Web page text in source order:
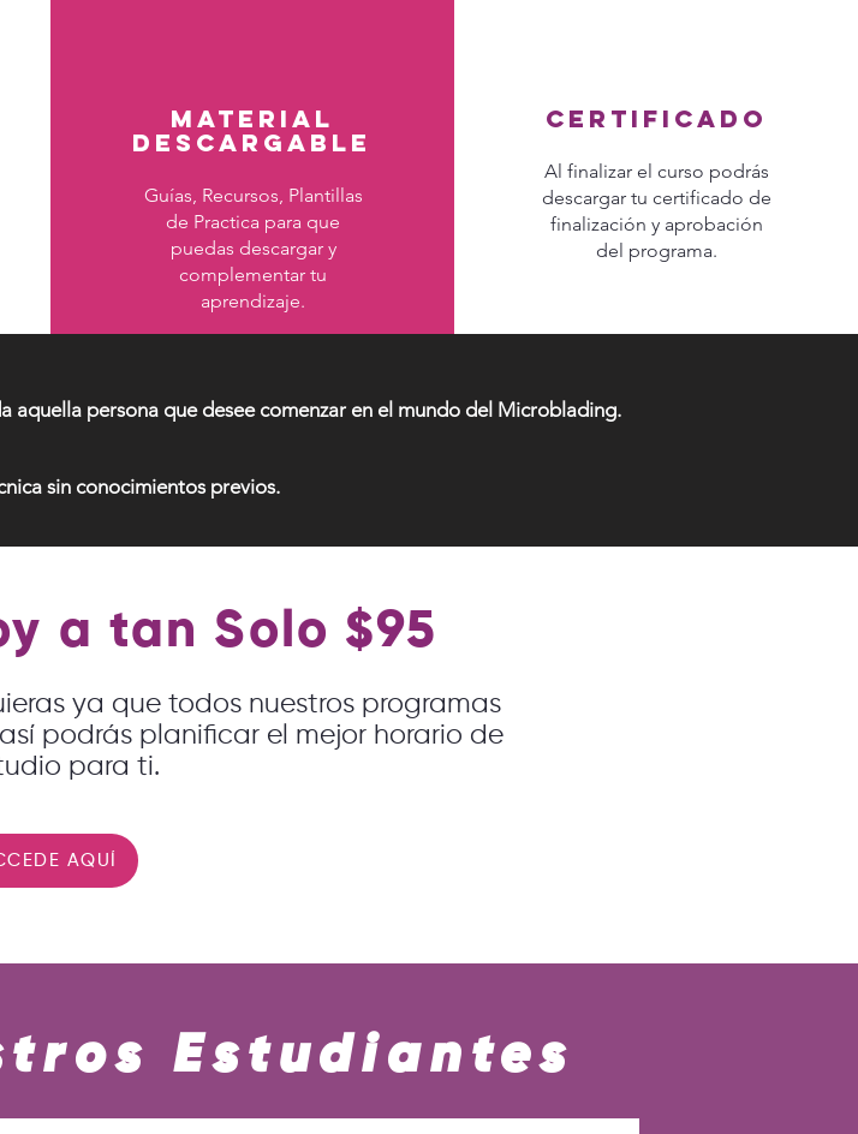
material
descargable
Guías, Recursos, Plantillas
de Practica para que
puedas descargar y
complementar tu
aprendizaje.
certificado
Al finalizar el curso podrás
descargar tu certificado de
finalización y aprobación
del programa.
aquella persona que desee comenzar en el mundo del Microblading.
sin conocimientos previos.
a tan Solo $95
ya que todos nuestros programas
así podrás planificar el mejor horario de
para ti.
AQUÍ
Estudiantes